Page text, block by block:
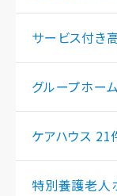
サービス付き
グループホーム
ケアハウス 21
特別養護老人